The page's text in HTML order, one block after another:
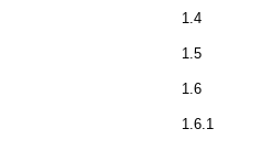
1.4
1.5
1.6
1.6.1